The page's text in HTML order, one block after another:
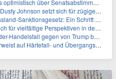
Senatsabstimmungen angesichts von Finanzierungsbedenken
sich für zügige Regierungsfinanzierung angesichts von Shutdown-Risiken ein
Ein Schritt in Richtung Energieunabhängigkeit
Perspektiven in der Gesundheitspolitik beim CDC-Gedenkakt ein
gegen von Trump begnadigten Manager fallen
auf Härtefall- und Übergangsregelungen